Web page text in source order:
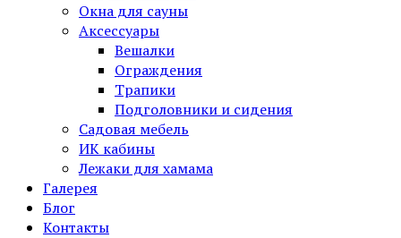
Окна для сауны
Аксессуары
Вешалки
Ограждения
Трапики
Подголовники и сидения
Садовая мебель
ИК кабины
Лежаки для хамама
Галерея
Блог
Контакты